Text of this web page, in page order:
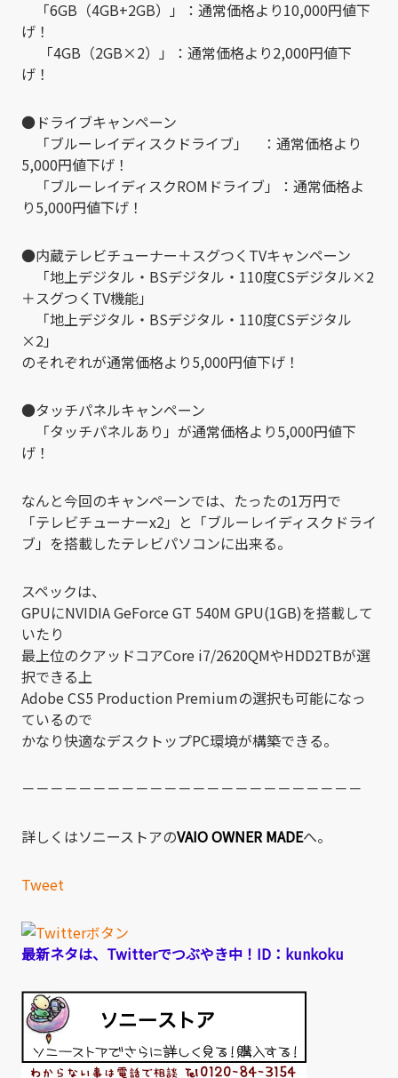
「6GB（4GB+2GB）」：通常価格より10,000円値下
げ！
「4GB（2GB×2）」：通常価格より2,000円値下
げ！
●ドライブキャンペーン
「ブルーレイディスクドライブ」 ：通常価格より
5,000円値下げ！
「ブルーレイディスクROMドライブ」：通常価格よ
り5,000円値下げ！
●内蔵テレビチューナー＋スグつくTVキャンペーン
「地上デジタル・BSデジタル・110度CSデジタル×2
＋スグつくTV機能」
「地上デジタル・BSデジタル・110度CSデジタル
×2」
のそれぞれが通常価格より5,000円値下げ！
●タッチパネルキャンペーン
「タッチパネルあり」が通常価格より5,000円値下
げ！
なんと今回のキャンペーンでは、たったの1万円で
「テレビチューナーx2」と「ブルーレイディスクドライ
ブ」を搭載したテレビパソコンに出来る。
スペックは、
GPUにNVIDIA GeForce GT 540M GPU(1GB)を搭載して
いたり
最上位のクアッドコアCore i7/2620QMやHDD2TBが選
択できる上
Adobe CS5 Production Premiumの選択も可能になっ
ているので
かなり快適なデスクトップPC環境が構築できる。
－－－－－－－－－－－－－－－－－－－－－－－－
詳しくはソニーストアのVAIO OWNER MADEへ。
Tweet
最新ネタは、Twitterでつぶやき中！ID：kunkoku